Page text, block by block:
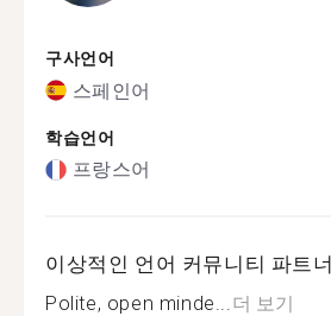
구사언어
스페인어
학습언어
프랑스어
이상적인 언어 커뮤니티 파트너
Polite, open minde...더 보기